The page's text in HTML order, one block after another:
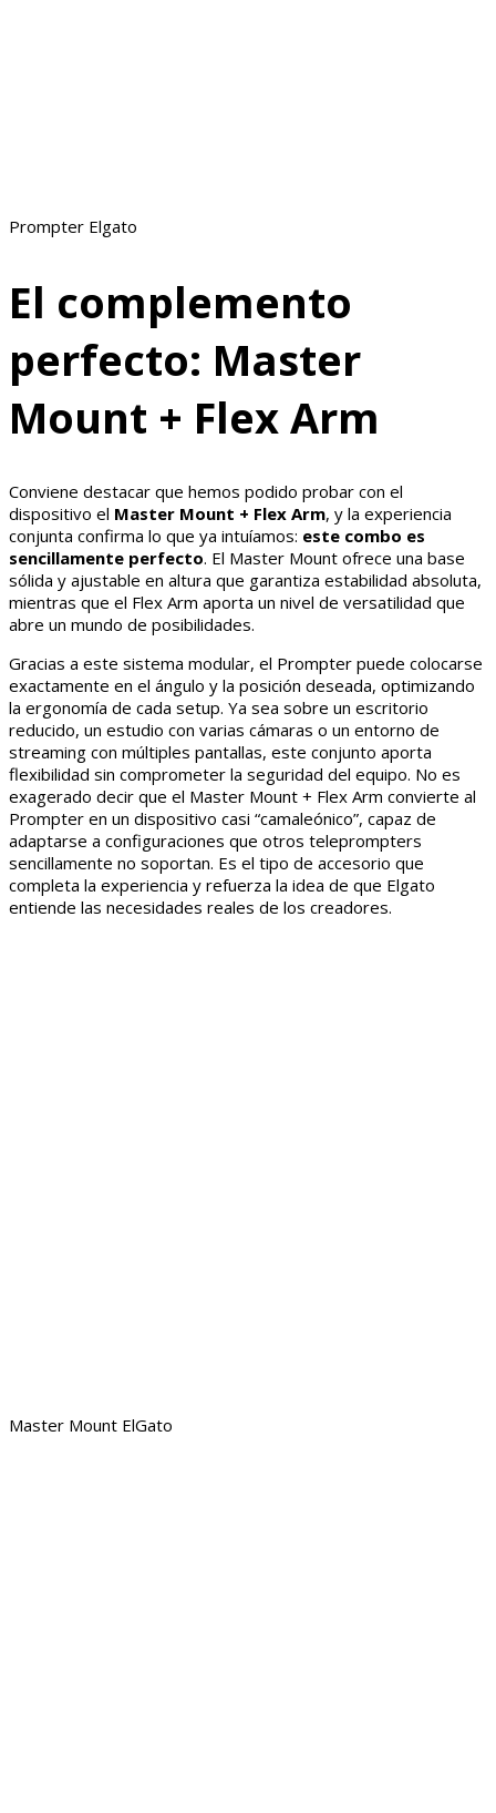
Prompter Elgato
El complemento
perfecto: Master
Mount + Flex Arm
Conviene destacar que hemos podido probar con el
dispositivo el Master Mount + Flex Arm, y la experiencia
conjunta confirma lo que ya intuíamos: este combo es
sencillamente perfecto. El Master Mount ofrece una base
sólida y ajustable en altura que garantiza estabilidad absoluta,
mientras que el Flex Arm aporta un nivel de versatilidad que
abre un mundo de posibilidades.
Gracias a este sistema modular, el Prompter puede colocarse
exactamente en el ángulo y la posición deseada, optimizando
la ergonomía de cada setup. Ya sea sobre un escritorio
reducido, un estudio con varias cámaras o un entorno de
streaming con múltiples pantallas, este conjunto aporta
flexibilidad sin comprometer la seguridad del equipo. No es
exagerado decir que el Master Mount + Flex Arm convierte al
Prompter en un dispositivo casi “camaleónico”, capaz de
adaptarse a configuraciones que otros teleprompters
sencillamente no soportan. Es el tipo de accesorio que
completa la experiencia y refuerza la idea de que Elgato
entiende las necesidades reales de los creadores.
Master Mount ElGato